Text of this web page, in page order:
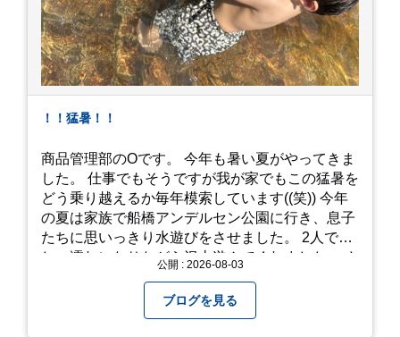
！！猛暑！！
商品管理部のOです。 今年も暑い夏がやってきま
した。 仕事でもそうですが我が家でもこの猛暑を
どう乗り越えるか毎年模索しています((笑)) 今年
の夏は家族で船橋アンデルセン公園に行き、息子
たちに思いっきり水遊びをさせました。 2人でび
しょ濡れになりながら沢山遊んでくれました。 さ
みようと思います。
公開 : 2026-08-03
ブログを見る